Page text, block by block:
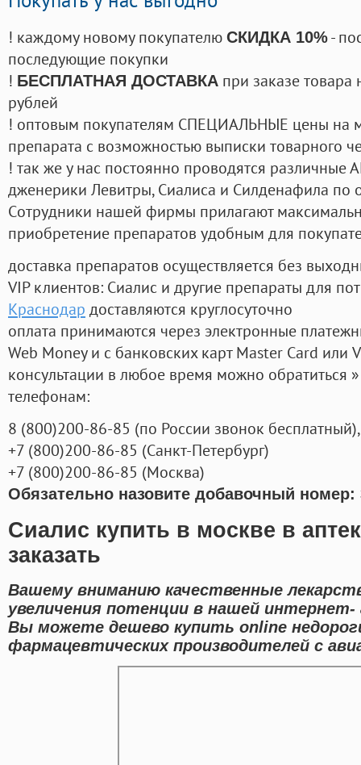
! каждому новому покупателю СКИДКА 10%-
последующие покупки
! БЕСПЛАТНАЯ ДОСТАВКА при заказе
рублей
! оптовым покупателям СПЕЦИАЛЬНЫЕ цены на
препарата с возможностью выписки товарного
! так же у нас постоянно проводятся
дженерики Левитры, Сиалиса и Силденафила по
Cотрудники нашей фирмы прилагают
приобретение препаратов удобным для
доставка препаратов осуществляется без
VIP клиентов: Сиалис и другие препараты для
Краснодар доставляются круглосуточно
оплата принимаются через электронные
Web Money и с банковских карт Master Card или
консультации в любое время можно обратиться
телефонам:
8 (800)200-86-85 (по России звонок бесплатный),
+7 (800)200-86-85 (Санкт-Петербург)
+7 (800)200-86-85 (Москва)
Обязательно назовите добавочный номер:
Сиалис купить в москве в
заказать
Вашему вниманию качественные
увеличения потенции в нашей интернет-
Вы можете дешево купить online
фармацевтических производителей с